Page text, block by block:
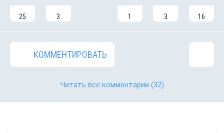
25 3 1 3 16
КОММЕНТИРОВАТЬ
Читать все комментарии (32)